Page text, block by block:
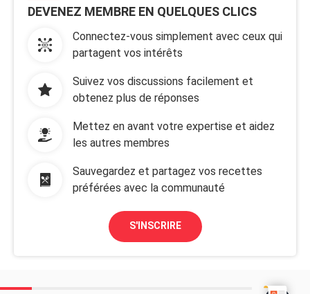
DEVENEZ MEMBRE EN QUELQUES CLICS
Connectez-vous simplement avec ceux qui
partagent vos intérêts
Suivez vos discussions facilement et
obtenez plus de réponses
Mettez en avant votre expertise et aidez
les autres membres
Sauvegardez et partagez vos recettes
préférées avec la communauté
S'INSCRIRE